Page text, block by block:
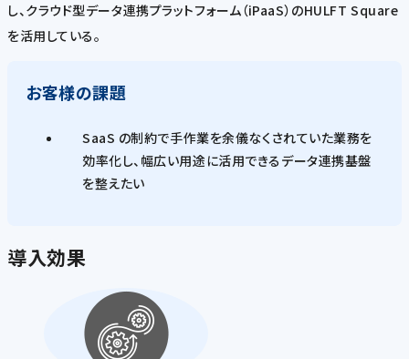
し、クラウド型データ連携プラットフォーム（iPaaS）のHULFT Square
を活用している。
お客様の課題
SaaS の制約で手作業を余儀なくされていた業務を
効率化し、幅広い用途に活用できるデータ連携基盤
を整えたい
導入効果